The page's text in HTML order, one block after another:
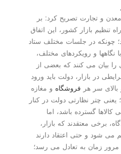
تصریح كرد: بر
كشور، این اتفاق
در جلسات مختلف ستاد
نگاهها و رویكردهای مختلف،
می كنند كه بعضی از
دولت باید ورود
هر فروشگاهو مغازه
نظارتی دولت در كنار
گسترده باشد، اما
معتقدند كه بازار،
و حتی اعتقاد دارند
به تعادل می رسد؛